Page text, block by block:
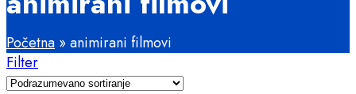
Početna »animirani filmovi
Filter